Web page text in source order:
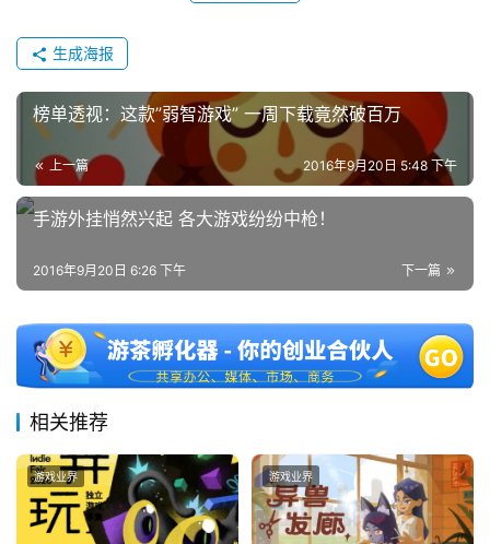
生成海报
榜单透视：这款”弱智游戏” 一周下载竟然破百万
上一篇 2016年9月20日 5:48 下午
手游外挂悄然兴起 各大游戏纷纷中枪！
下一篇
2016年9月20日 6:26 下午
相关推荐
游戏业界 游戏业界